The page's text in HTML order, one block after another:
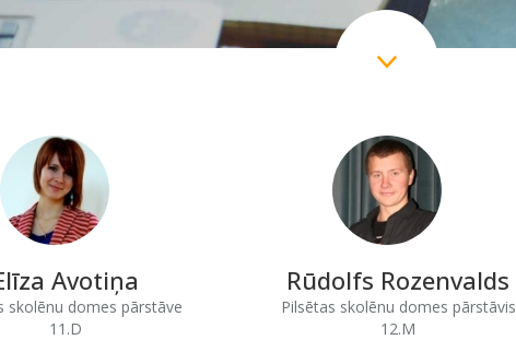
Avotiņa
skolēnu domes pārstāve
11.D
Rūdolfs Rozenvalds
Pilsētas skolēnu domes pārstāvis
12.M